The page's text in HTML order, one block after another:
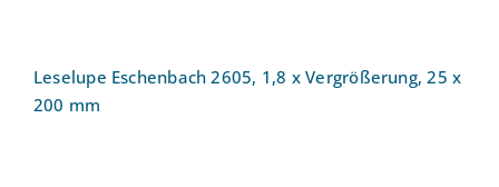
Leselupe Eschenbach 2605, 1,8 x Vergrößerung, 25 x
200 mm